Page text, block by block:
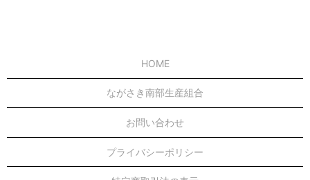
HOME
ながさき南部生産組合
お問い合わせ
プライバシーポリシー